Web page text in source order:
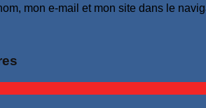
mon e-mail et mon site dans le